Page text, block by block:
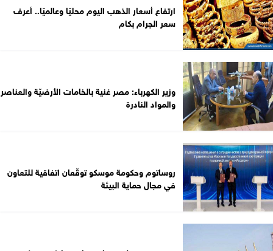
ارتفاع أسعار الذهب اليوم محليًا وعالميًا.. أعرف
سعر الجرام بكام
وزير الكهرباء: مصر غنية بالخامات الأرضيّة والعناصر
والمواد النادرة
روساتوم وحكومة موسكو توقّعان اتفاقية للتعاون
في مجال حماية البيئة